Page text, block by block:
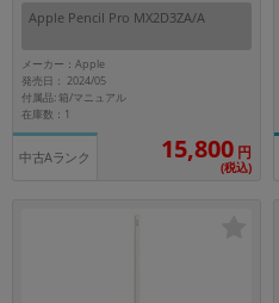
Apple Pencil Pro MX2D3ZA/A
メーカー：Apple
発売日： 2024/05
付属品: 箱/マニュアル
在庫数：1
中古Aランク 15,800 円
(税込)